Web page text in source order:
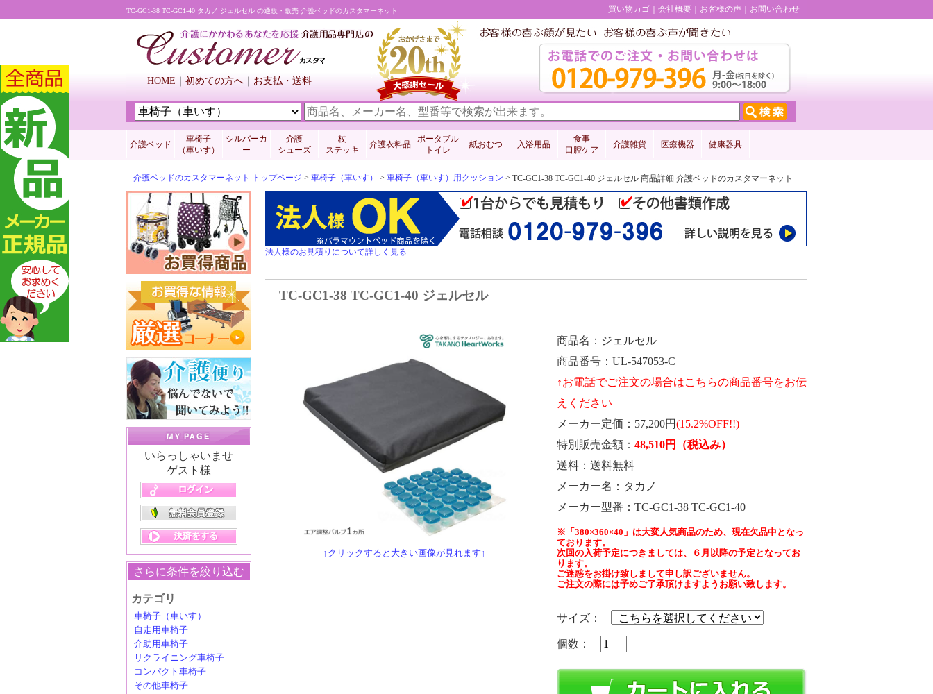
TC-GC1-38 TC-GC1-40 タカノ ジェルセル の通販・販売 介護ベッドのカスタマーネット 買い物カゴ 会社概要 お客様の声 お問い合わせ
HOME 初めての方へ お支払・送料
介護ベッド
車椅子
（車いす）
シルバーカ
ー
介護
シューズ
杖
ステッキ
介護衣料品
ポータブル
トイレ
紙おむつ 入浴用品
食事
口腔ケア
介護雑貨 医療機器 健康器具
介護ベッドのカスタマーネット トップページ > 車椅子（車いす） > 車椅子（車いす）用クッション > TC-GC1-38 TC-GC1-40 ジェルセル 商品詳細 介護ベッドのカスタマーネット
いらっしゃいませ
ゲスト様
さらに条件を絞り込む
カテゴリ
車椅子（車いす）
自走用車椅子
介助用車椅子
リクライニング車椅子
コンパクト車椅子
その他車椅子
法人様のお見積りについて詳しく見る
TC-GC1-38 TC-GC1-40 ジェルセル
↑クリックすると大きい画像が見れます↑
商品名
ジェルセル
商品番号
UL-547053-C
メーカー定価 57,200円(15.2%OFF!!)
特別販売金額
48,510円
（税込み）
送料
送料無料
メーカー名
タカノ
メーカー型番
TC-GC1-38 TC-GC1-40
※「380×360×40」は大変人気商品のため、現在欠品中となっ
ております。
次回の入荷予定につきましては、６月以降の予定となってお
ります。
ご迷惑をお掛け致しまして申し訳ございません。
ご注文の際には予めご了承頂けますようお願い致します。
サイズ：
個数：